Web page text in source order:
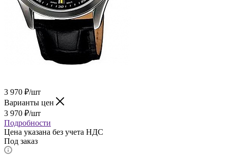
3 970 ₽/шт
Варианты цен
3 970 ₽/шт
Подробности
Цена указана без учета НДС
Под заказ